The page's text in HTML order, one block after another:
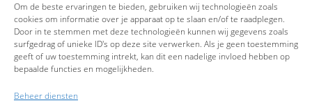
Om de beste ervaringen te bieden, gebruiken wij technologieën zoals
cookies om informatie over je apparaat op te slaan en/of te raadplegen.
Door in te stemmen met deze technologieën kunnen wij gegevens zoals
surfgedrag of unieke ID's op deze site verwerken. Als je geen toestemming
geeft of uw toestemming intrekt, kan dit een nadelige invloed hebben op
bepaalde functies en mogelijkheden.
Beheer diensten